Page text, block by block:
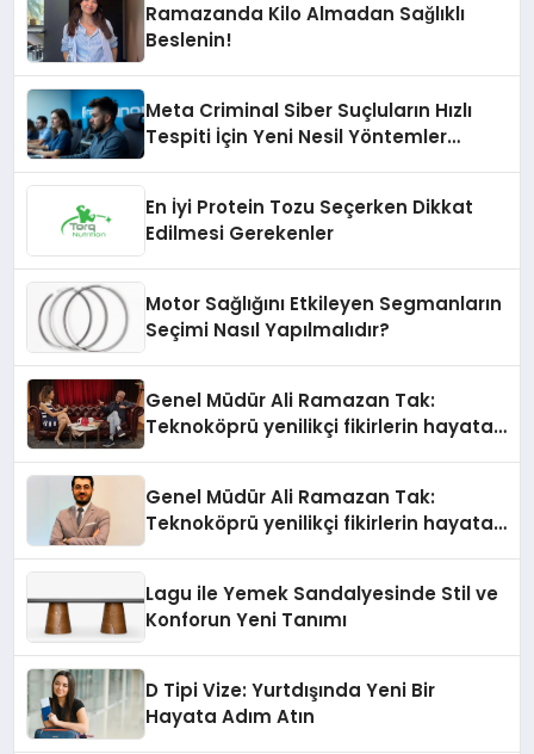
Ramazanda Kilo Almadan Sağlıklı
Beslenin!
Meta Criminal Siber Suçluların Hızlı
Tespiti İçin Yeni Nesil Yöntemler
En İyi Protein Tozu Seçerken Dikkat
Edilmesi Gerekenler
Motor Sağlığını Etkileyen Segmanların
Seçimi Nasıl Yapılmalıdır?
Genel Müdür Ali Ramazan Tak:
Teknoköprü yenilikçi fikirlerin hayata
Genel Müdür Ali Ramazan Tak:
Teknoköprü yenilikçi fikirlerin hayata
Lagu ile Yemek Sandalyesinde Stil ve
Konforun Yeni Tanımı
D Tipi Vize: Yurtdışında Yeni Bir
Hayata Adım Atın